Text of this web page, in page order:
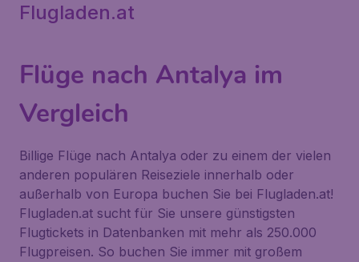
Flugladen.at
Flüge nach Antalya im
Vergleich
Billige Flüge nach Antalya oder zu einem der vielen
anderen populären Reiseziele innerhalb oder
außerhalb von Europa buchen Sie bei Flugladen.at!
Flugladen.at sucht für Sie unsere günstigsten
Flugtickets in Datenbanken mit mehr als 250.000
Flugpreisen. So buchen Sie immer mit großem